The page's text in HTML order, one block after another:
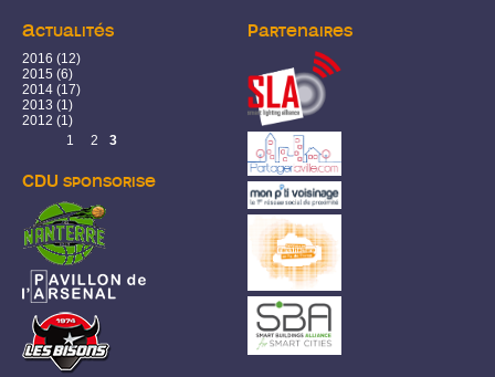
Actualités
2016 (12)
2015 (6)
2014 (17)
2013 (1)
2012 (1)
Pages1 2 3
CDU sponsorise
Partenaires